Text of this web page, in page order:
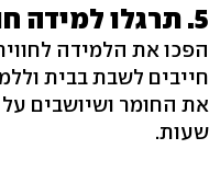
5. תרגלו למידה חוויתית
הפכו את הלמידה
חייבים לשבת בבית
את החומר ושיושבים
שעות.